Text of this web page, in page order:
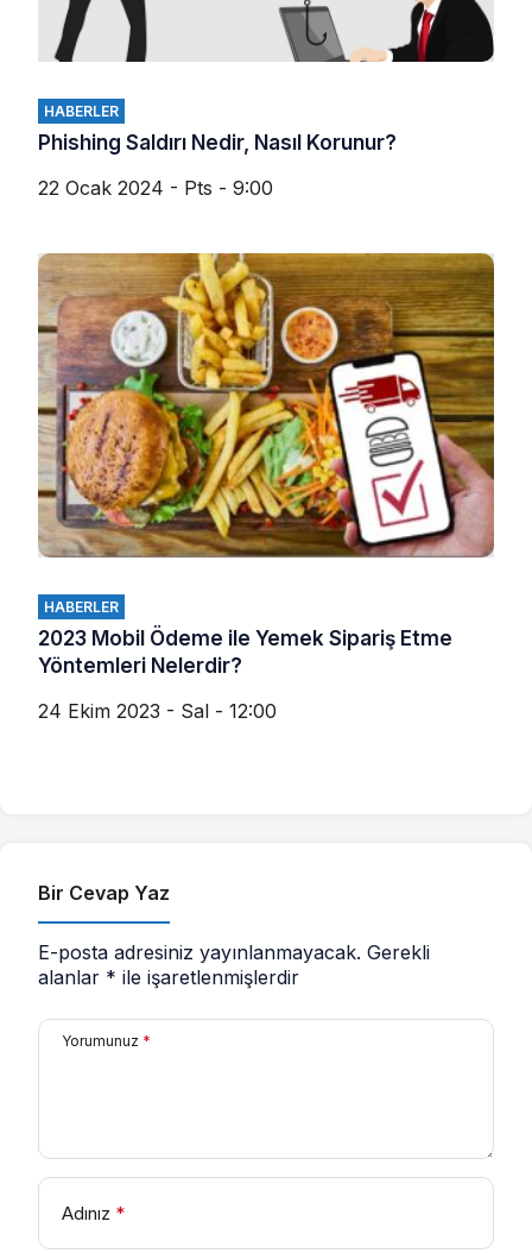
HABERLER
Phishing Saldırı Nedir, Nasıl Korunur?
22 Ocak 2024 - Pts - 9:00
HABERLER
2023 Mobil Ödeme ile Yemek Sipariş Etme
Yöntemleri Nelerdir?
24 Ekim 2023 - Sal - 12:00
Bir Cevap Yaz
E-posta adresiniz yayınlanmayacak. Gerekli
alanlar * ile işaretlenmişlerdir
Yorumunuz *
Adınız *